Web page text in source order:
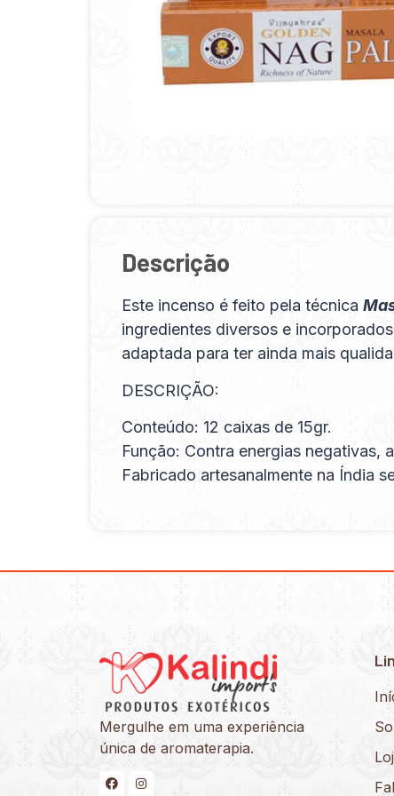
Descrição
Este incenso é feito pela técnica
ingredientes diversos e
adaptada para ter ainda mais
DESCRIÇÃO:
Conteúdo: 12 caixas de 15gr.
Função: Contra energias negativas,
Fabricado artesanalmente na Índia
Mergulhe em uma experiência
única de aromaterapia.